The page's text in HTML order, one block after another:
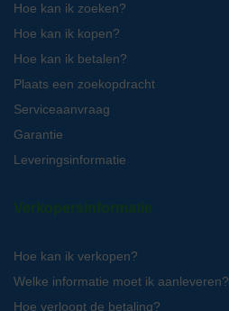
Hoe kan ik zoeken?
Hoe kan ik kopen?
Hoe kan ik betalen?
Plaats een zoekopdracht
Serviceaanvraag
Garantie
Leveringsinformatie
Verkopersinformatie
Hoe kan ik verkopen?
Welke informatie moet ik aanleveren?
Hoe verloopt de betaling?